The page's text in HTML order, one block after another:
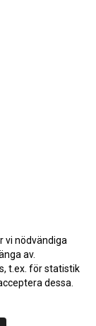
vi nödvändiga
av.
t.ex. för statistik
dessa.